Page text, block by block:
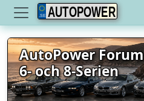
AUTOPOWER
AutoPower Forum
6- och 8-Serien